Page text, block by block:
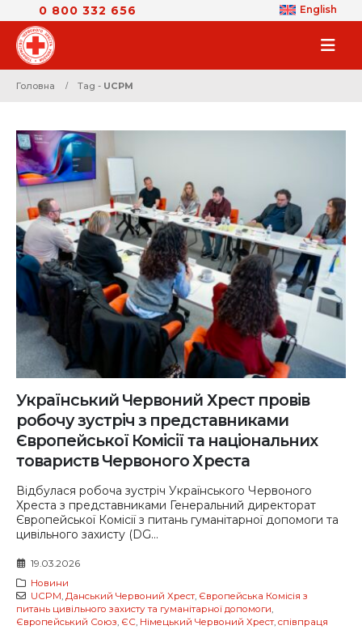
0 800 332 656 English
Головна Tag - UCPM
Український Червоний Хрест провів
робочу зустріч з представниками
Європейської Комісії та національних
товариств Червоного Хреста
Відбулася робоча зустріч Українського Червоного
Хреста з представниками Генеральний директорат
Європейської Комісії з питань гуманітарної допомоги та
цивільного захисту (DG...
19.03.2026
Новини
UCPM Данський Червоний Хрест, Європейська Комісія з
питань цивільного захисту та гуманітарної допомоги
Європейський Союз ЄС Німецький Червоний Хрест, співпраця